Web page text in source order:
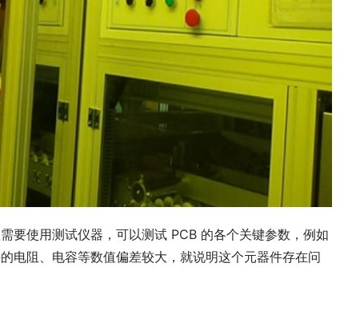
要使用测试仪器，可以测试 PCB 的各个关键参数，例如
电阻、电容等数值偏差较大，就说明这个元器件存在问